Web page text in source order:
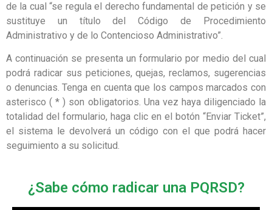
de la cual “se regula el derecho fundamental de petición y se
sustituye un título del Código de Procedimiento
Administrativo y de lo Contencioso Administrativo”.
A continuación se presenta un formulario por medio del cual
podrá radicar sus peticiones, quejas, reclamos, sugerencias
o denuncias. Tenga en cuenta que los campos marcados con
asterisco ( * ) son obligatorios. Una vez haya diligenciado la
totalidad del formulario, haga clic en el botón “Enviar Ticket”,
el sistema le devolverá un código con el que podrá hacer
seguimiento a su solicitud.
¿Sabe cómo radicar una PQRSD?